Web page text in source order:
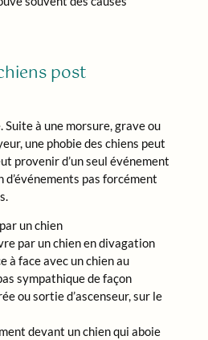
post
Suite à une morsure, grave ou
une phobie des chiens peut
provenir d’un seul événement
pas forcément
un chien
par un chien en divagation
à face avec un chien au
sympathique de façon
ou sortie d’ascenseur, sur le
devant un chien qui aboie